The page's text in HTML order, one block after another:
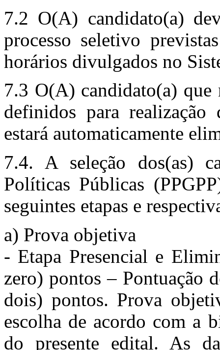
7.2 O(A) candidato(a)
processo seletivo
horários divulgados no
7.3 O(A) candidato(a) que
definidos para realização
estará automaticamente
7.4. A seleção dos(as)
Políticas Públicas
seguintes etapas e
a) Prova objetiva
- Etapa Presencial e
zero) pontos – Pontuação
dois) pontos. Prova
escolha de acordo com a
do presente edital. As